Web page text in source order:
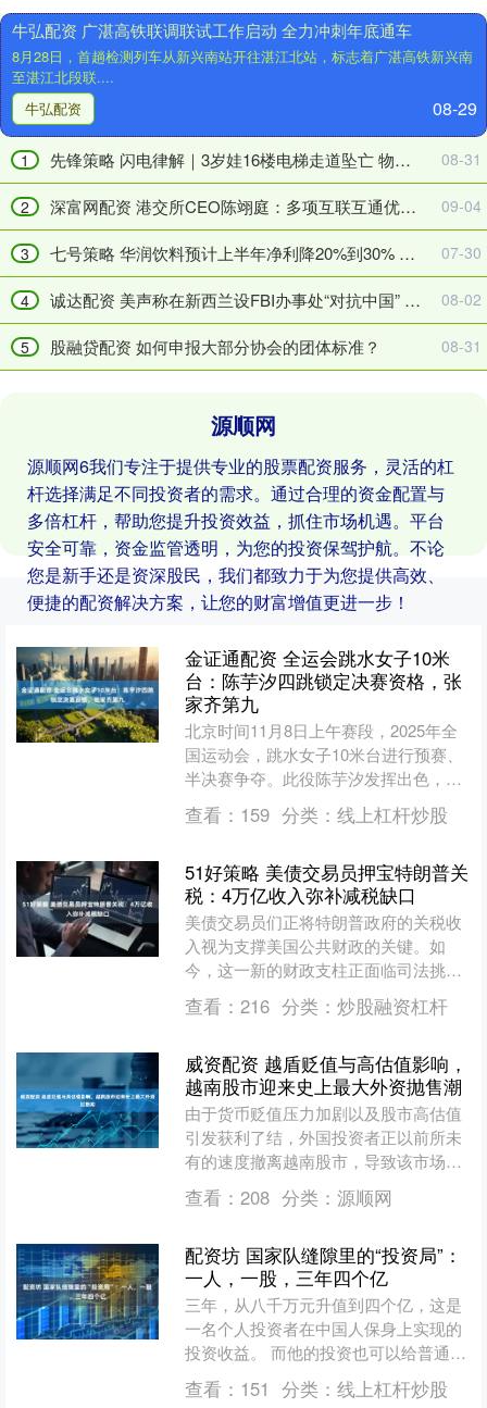
在
新
西
兰
设
办
公
室“对
抗
中
国”？
中
方
回
应
股
配
资
网
战
胜
日
本
选
手，
孙
颖
莎
晋
级！
牛弘配资 广湛高铁联调联试工作启动 全力冲刺年底通车
8月28日，首趟检测列车从新兴南站开往湛江北站，标志着广湛高铁新兴南
至湛江北段联....
牛弘配资
08-29
1 先锋策略 闪电律解｜3岁娃16楼电梯走道坠亡 物业只愿赔1万 律师：需酌情确定责任分配比例 08-31
2 深富网配资 港交所CEO陈翊庭：多项互联互通优化措施在筹备中 09-04
3 七号策略 华润饮料预计上半年净利降20%到30% 股价下跌12% 07-30
4 诚达配资 美声称在新西兰设FBI办事处“对抗中国” 外交部回应 08-02
5 股融贷配资 如何申报大部分协会的团体标准？ 08-31
源顺网
源顺网6我们专注于提供专业的股票配资服务，灵活的杠
杆选择满足不同投资者的需求。通过合理的资金配置与
多倍杠杆，帮助您提升投资效益，抓住市场机遇。平台
安全可靠，资金监管透明，为您的投资保驾护航。不论
您是新手还是资深股民，我们都致力于为您提供高效、
便捷的配资解决方案，让您的财富增值更进一步！
金证通配资 全运会跳水女子10米
台：陈芋汐四跳锁定决赛资格，张
家齐第九
北京时间11月8日上午赛段，2025年全
国运动会，跳水女子10米台进行预赛、
半决赛争夺。此役陈芋汐发挥出色，半
决赛跳出423.70分领先第二名53.35分，
顺利....
查看： 159 分类： 线上杠杆炒股
51好策略 美债交易员押宝特朗普关
税：4万亿收入弥补减税缺口
美债交易员们正将特朗普政府的关税收
入视为支撑美国公共财政的关键。如
今，这一新的财政支柱正面临司法挑
战，投资者聚焦美债市场将面临何种风
险。 据新华社报道，美国政府....
查看： 216 分类： 炒股融资杠杆
威资配资 越盾贬值与高估值影响，
越南股市迎来史上最大外资抛售潮
由于货币贬值压力加剧以及股市高估值
引发获利了结，外国投资者正以前所未
有的速度撤离越南股市，导致该市场经
历了有记录以来最大规模的单月资金外
流。 全球基金在8月份从....
查看： 208 分类： 源顺网
配资坊 国家队缝隙里的“投资局”：
一人，一股，三年四个亿
三年，从八千万元升值到四个亿，这是
一名个人投资者在中国人保身上实现的
投资收益。 而他的投资也可以给普通人
太多启发。 当金融股被认为是“傻大笨
粗”，涨得太慢时，他....
查看： 151 分类： 线上杠杆炒股